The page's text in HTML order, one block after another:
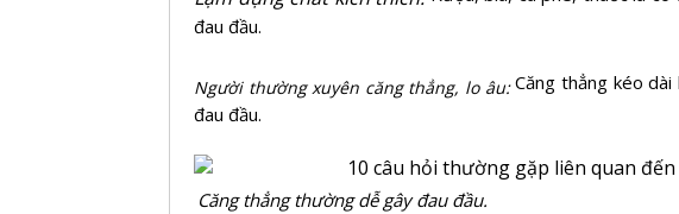
đau đầu.
Người thường xuyên căng thẳng, lo âu: Căng thẳng kéo
đau đầu.
Căng thẳng thường dễ gây đau đầu.